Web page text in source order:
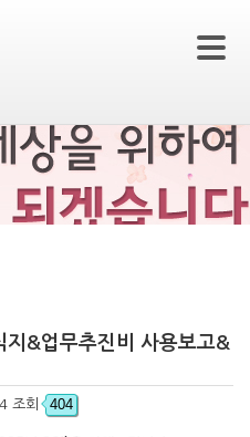
&업무추진비 사용보고&
조회 404